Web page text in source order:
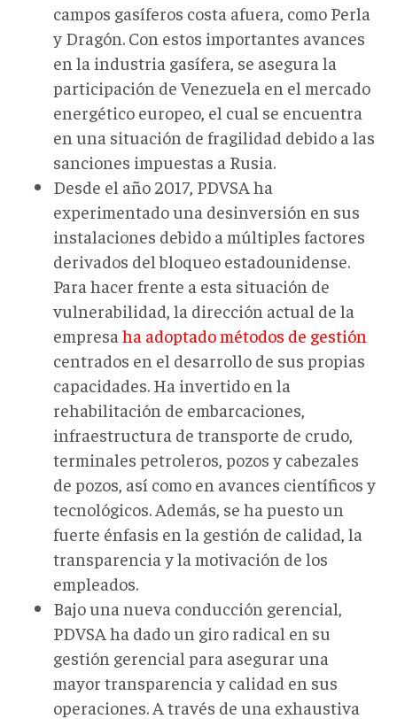
campos gasíferos costa afuera, como Perla
y Dragón. Con estos importantes avances
en la industria gasífera, se asegura la
participación de Venezuela en el mercado
energético europeo, el cual se encuentra
en una situación de fragilidad debido a las
sanciones impuestas a Rusia.
Desde el año 2017, PDVSA ha
experimentado una desinversión en sus
instalaciones debido a múltiples factores
derivados del bloqueo estadounidense.
Para hacer frente a esta situación de
vulnerabilidad, la dirección actual de la
empresa ha adoptado métodos de gestión
centrados en el desarrollo de sus propias
capacidades. Ha invertido en la
rehabilitación de embarcaciones,
infraestructura de transporte de crudo,
terminales petroleros, pozos y cabezales
de pozos, así como en avances científicos y
tecnológicos. Además, se ha puesto un
fuerte énfasis en la gestión de calidad, la
transparencia y la motivación de los
empleados.
Bajo una nueva conducción gerencial,
PDVSA ha dado un giro radical en su
gestión gerencial para asegurar una
mayor transparencia y calidad en sus
operaciones. A través de una exhaustiva